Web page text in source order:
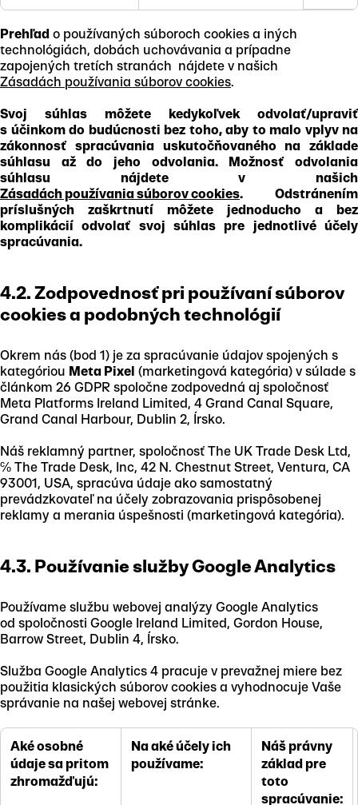
Prehľad o používaných súboroch cookies a iných
technológiách, dobách uchovávania a prípadne
zapojených tretích stranách nájdete v našich
Zásadách používania súborov cookies.
Svoj súhlas môžete kedykoľvek odvolať/upraviť
s účinkom do budúcnosti bez toho, aby to malo vplyv na
zákonnosť spracúvania uskutočňovaného na základe
súhlasu až do jeho odvolania. Možnosť odvolania
súhlasu nájdete v našich
Zásadách používania súborov cookies. Odstránením
príslušných zaškrtnutí môžete jednoducho a bez
komplikácií odvolať svoj súhlas pre jednotlivé účely
spracúvania.
4.2. Zodpovednosť pri používaní súborov
cookies a podobných technológií
Okrem nás (bod 1) je za spracúvanie údajov spojených s
kategóriou Meta Pixel (marketingová kategória) v súlade s
článkom 26 GDPR spoločne zodpovedná aj spoločnosť
Meta Platforms Ireland Limited, 4 Grand Canal Square,
Grand Canal Harbour, Dublin 2, Írsko.
Náš reklamný partner, spoločnosť The UK Trade Desk Ltd,
℅ The Trade Desk, Inc, 42 N. Chestnut Street, Ventura, CA
93001, USA, spracúva údaje ako samostatný
prevádzkovateľ na účely zobrazovania prispôsobenej
reklamy a merania úspešnosti (marketingová kategória).
4.3. Používanie služby Google Analytics
Používame službu webovej analýzy Google Analytics
od spoločnosti Google Ireland Limited, Gordon House,
Barrow Street, Dublin 4, Írsko.
Služba Google Analytics 4 pracuje v prevažnej miere bez
použitia klasických súborov cookies a vyhodnocuje Vaše
správanie na našej webovej stránke.
Aké osobné
údaje sa pritom
zhromažďujú:
Na aké účely ich
používame:
Náš právny
základ pre
toto
spracúvanie: